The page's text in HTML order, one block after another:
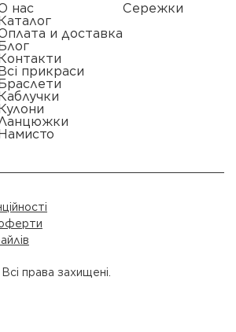
нас
Каталог
и доставка
Блог
Контакти
Всі прикраси
Браслети
Каблучки
Кулони
Намисто
Сережки
права захищені.
оферти